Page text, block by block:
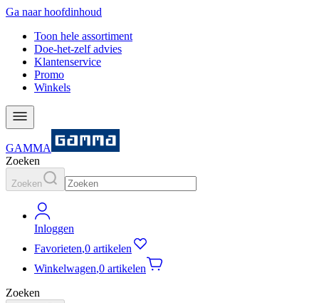
Ga naar hoofdinhoud
Toon hele assortiment
Doe-het-zelf advies
Klantenservice
Promo
Winkels
GAMMA
Zoeken
Zoeken
Inloggen
Favorieten,0 artikelen
Winkelwagen,0 artikelen
Zoeken